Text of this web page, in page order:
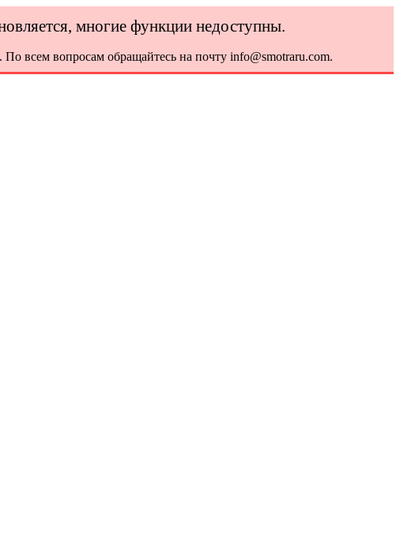
многие функции недоступны.
всем вопросам обращайтесь на почту info@smotraru.com.